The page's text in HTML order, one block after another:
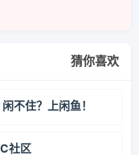
猜你喜欢
不住？上闲鱼！
社区